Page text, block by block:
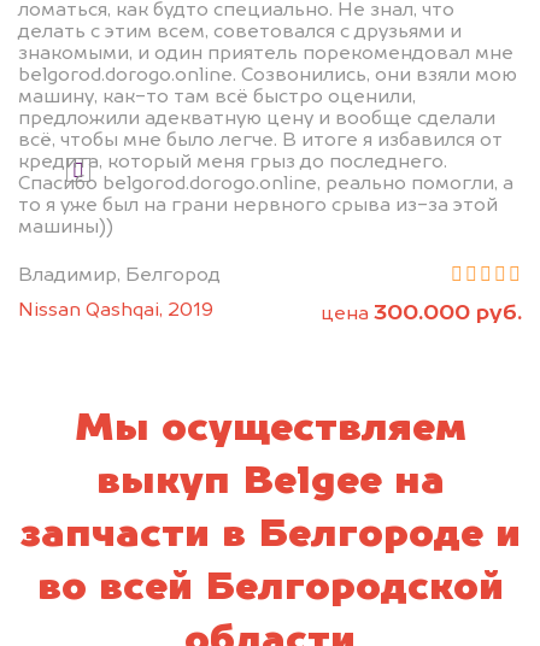
ломаться, как будто специально. Не знал, что
делать с этим всем, советовался с друзьями и
знакомыми, и один приятель порекомендовал мне
belgorod.dorogo.online. Созвонились, они взяли мою
машину, как-то там всё быстро оценили,
предложили адекватную цену и вообще сделали
всё, чтобы мне было легче. В итоге я избавился от
кредита, который меня грыз до последнего.
Спасибо belgorod.dorogo.online, реально помогли, а
то я уже был на грани нервного срыва из-за этой
машины))
Владимир, Белгород
Nissan Qashqai, 2019
цена 300.000 руб.
Узнать стоимость
Я даю согласие на обработку своих
персональных данных и соглашаюсь с
политикой конфиденциальности
Мы осуществляем
выкуп Belgee на
запчасти в Белгороде и
во всей Белгородской